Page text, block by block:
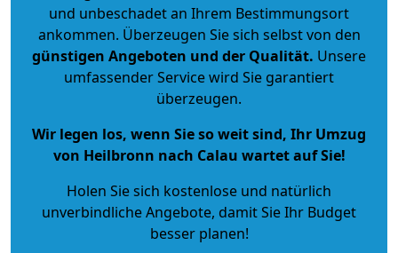
und unbeschadet an Ihrem Bestimmungsort
ankommen. Überzeugen Sie sich selbst von den
günstigen Angeboten und der Qualität. Unsere
umfassender Service wird Sie garantiert
überzeugen.
Wir legen los, wenn Sie so weit sind, Ihr Umzug
von Heilbronn nach Calau wartet auf Sie!
Holen Sie sich kostenlose und natürlich
unverbindliche Angebote, damit Sie Ihr Budget
besser planen!